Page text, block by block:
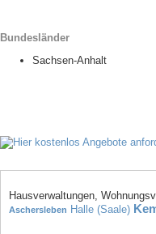
Bundesländer
Sachsen-Anhalt
Hausverwaltungen,
Aschersleben Halle (Saale)